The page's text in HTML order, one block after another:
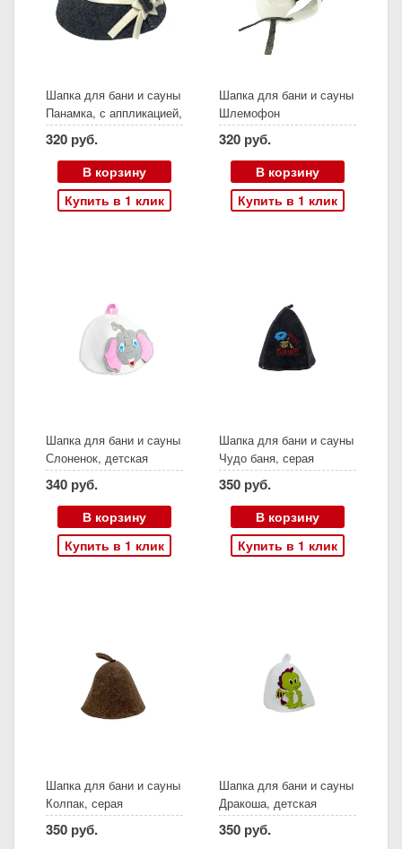
Шапка для бани и сауны
Панамка, с аппликацией,
серая
320 руб.
В корзину
Купить в 1 клик
Шапка для бани и сауны
Шлемофон
320 руб.
В корзину
Купить в 1 клик
Шапка для бани и сауны
Слоненок, детская
340 руб.
В корзину
Купить в 1 клик
Шапка для бани и сауны
Чудо баня, серая
350 руб.
В корзину
Купить в 1 клик
Шапка для бани и сауны
Колпак, серая
350 руб.
Шапка для бани и сауны
Дракоша, детская
350 руб.